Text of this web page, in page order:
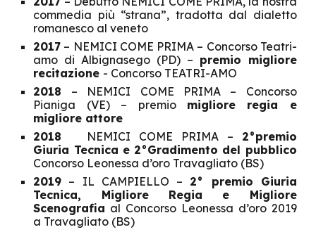
commedia più “strana”, tradotta dal dialetto
romanesco al veneto
2017 – NEMICI COME PRIMA – Concorso Teatri-
amo di Albignasego (PD) – premio migliore
recitazione - Concorso TEATRI-AMO
2018 – NEMICI COME PRIMA – Concorso
Pianiga (VE) – premio migliore regia e
migliore attore
2018 NEMICI COME PRIMA – 2°premio
Giuria Tecnica e 2°Gradimento del pubblico
Concorso Leonessa d’oro Travagliato (BS)
2019 – IL CAMPIELLO – 2° premio Giuria
Tecnica, Migliore Regia e Migliore
Scenografia al Concorso Leonessa d’oro 2019
a Travagliato (BS)